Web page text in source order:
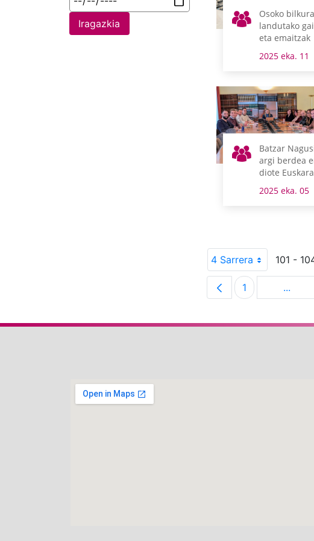
Iragazkia
Osoko
landutako
eta emaitzak
2025 eka. 11
Batzar
argi berdea
diote
2025 eka. 05
4 Sarrera 101 -
Orrialdea
1 ...